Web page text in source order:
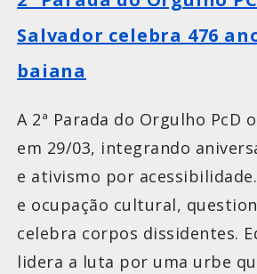
Salvador celebra 476
baiana
A 2ª Parada do Orgulho PcD
em 29/03, integrando
e ativismo por
e ocupação cultural,
celebra corpos dissidentes.
lidera a luta por uma urbe